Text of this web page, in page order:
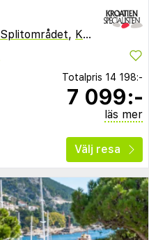
Splitområdet, Kroatien
Totalpris 14 198:-
7 099:-
läs mer
Välj resa